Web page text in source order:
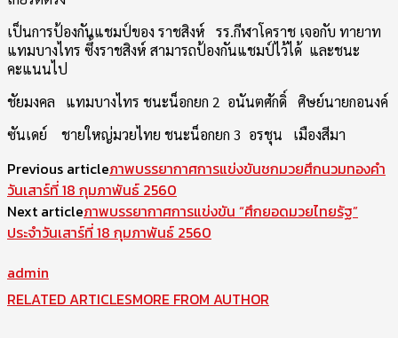
เป็นการป้องกันแชมป์ของ ราชสิงห์ รร.กีฬาโคราช เจอกับ ทายาท
แทมบางไทร ซึ้งราชสิงห์ สามารถป้องกันแชมป์ไว้ได้ และชนะ
คะแนนไป
ชัยมงคล แทมบางไทร ชนะน็อกยก 2 อนันตศักดิ์ ศิษย์นายกอนงค์
ซันเดย์
ชายใหญ่มวยไทย ชนะน็อกยก 3 อรชุน เมืองสีมา
Previous articleภาพบรรยากาศการแข่งขันชกมวยศึกนวมทองคำ
วันเสาร์ที่ 18 กุมภาพันธ์ 2560
Next articleภาพบรรยากาศการแข่งขัน “ศึกยอดมวยไทยรัฐ”
ประจำวันเสาร์ที่ 18 กุมภาพันธ์ 2560
admin
RELATED ARTICLESMORE FROM AUTHOR